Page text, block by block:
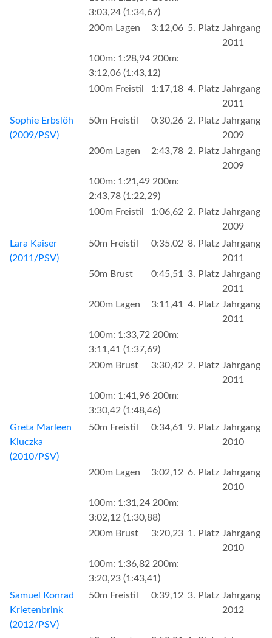
3:03,24 (1:34,67)
200m Lagen
3:12,06 5. Platz Jahrgang
2011
100m: 1:28,94 200m:
3:12,06 (1:43,12)
100m Freistil
1:17,18 4. Platz Jahrgang
2011
Sophie Erbslöh
(2009/PSV)
50m Freistil 0:30,26 2. Platz Jahrgang
2009
200m Lagen
2:43,78 2. Platz Jahrgang
2009
100m: 1:21,49 200m:
2:43,78 (1:22,29)
100m Freistil
1:06,62 2. Platz Jahrgang
2009
Lara Kaiser
(2011/PSV)
50m Freistil 0:35,02 8. Platz Jahrgang
2011
50m Brust
0:45,51 3. Platz Jahrgang
2011
200m Lagen
3:11,41 4. Platz Jahrgang
2011
100m: 1:33,72 200m:
3:11,41 (1:37,69)
200m Brust
3:30,42 2. Platz Jahrgang
2011
100m: 1:41,96 200m:
3:30,42 (1:48,46)
Greta Marleen
Kluczka
(2010/PSV)
50m Freistil 0:34,61 9. Platz Jahrgang
2010
200m Lagen 3:02,12 6. Platz Jahrgang
2010
100m: 1:31,24 200m:
3:02,12 (1:30,88)
200m Brust
3:20,23 1. Platz Jahrgang
2010
100m: 1:36,82 200m:
3:20,23 (1:43,41)
Samuel Konrad
Krietenbrink
(2012/PSV)
50m Freistil 0:39,12 3. Platz Jahrgang
2012